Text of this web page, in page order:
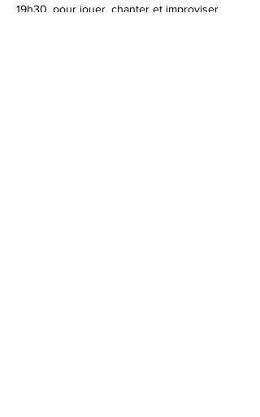
19h30, pour jouer, chanter et improviser